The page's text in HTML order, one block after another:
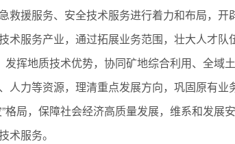
救援服务、安全技术服务进行着力和布局，
服务产业，通过拓展业务范围，壮大人才队
发挥地质技术优势，协同矿地综合利用、全
力等资源，理清重点发展方向，巩固原有
局，保障社会经济高质量发展，维系和发
术服务。